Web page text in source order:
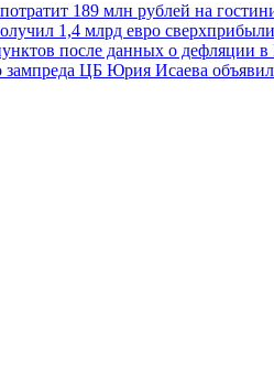
189 млн рублей на
1,4 млрд евро
после данных о дефляции в
ЦБ Юрия Исаева